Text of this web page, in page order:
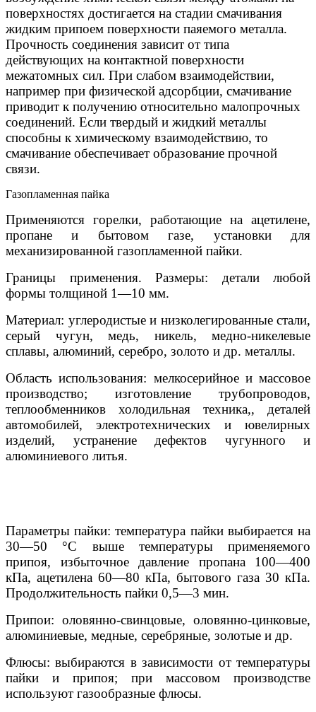
поверхностях достигается на стадии смачивания
жидким припоем поверхности паяемого металла.
Прочность соединения зависит от типа
действующих на контактной поверхности
межатомных сил. При слабом взаимодействии,
например при физической адсорбции, смачивание
приводит к получению относительно малопрочных
соединений. Если твердый и жидкий металлы
способны к химическому взаимодействию, то
смачивание обеспечивает образование прочной
связи.
Газопламенная пайка
Применяются горелки, работающие на ацетилене,
пропане и бытовом газе, установки для
механизированной газопламенной пайки.
Границы применения. Размеры: детали любой
формы толщиной 1—10 мм.
Материал: углеродистые и низколегированные стали,
серый чугун, медь, никель, медно-никелевые
сплавы, алюминий, серебро, золото и др. металлы.
Область использования: мелкосерийное и массовое
производство; изготовление трубопроводов,
теплообменников холодильная техника,, деталей
автомобилей, электротехнических и ювелирных
изделий, устранение дефектов чугунного и
алюминиевого литья.
Параметры пайки: температура пайки выбирается на
30—50 °С выше температуры применяемого
припоя, избыточное давление пропана 100—400
кПа, ацетилена 60—80 кПа, бытового газа 30 кПа.
Продолжительность пайки 0,5—3 мин.
Припои: оловянно-свинцовые, оловянно-цинковые,
алюминиевые, медные, серебряные, золотые и др.
Флюсы: выбираются в зависимости от температуры
пайки и припоя; при массовом производстве
используют газообразные флюсы.